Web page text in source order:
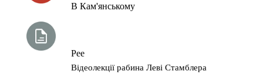
В Кам'янському
Рее
Відеолекції рабина Леві Стамблера